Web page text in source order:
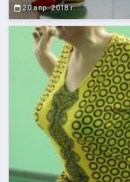
20 апр. 2018 г.